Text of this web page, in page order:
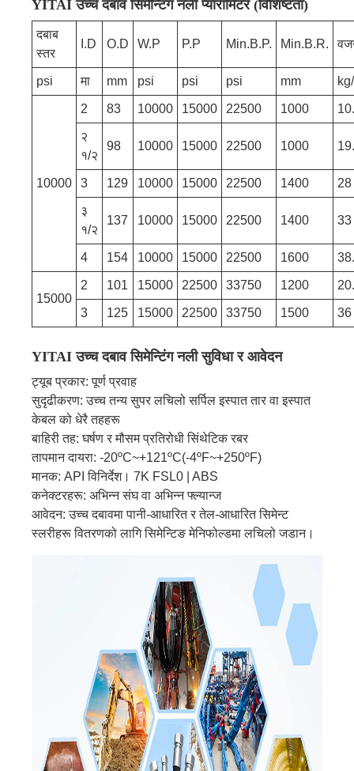
YITAI उच्च दबाव सिमेन्टिंग नली प्यारामिटर (विशिष्टता)
दबाब
स्तर
I.D O.D W.P P.P Min.B.P. Min.B.R.
psi मा mm psi psi psi mm
10000
2 83 10000 15000 22500 1000
२
१/२
98 10000 15000 22500 1000
3 129 10000 15000 22500 1400 28
३
१/२
137 10000 15000 22500 1400 33
4 154 10000 15000 22500 1600
15000
2 101 15000 22500 33750 1200
3 125 15000 22500 33750 1500 36
YITAI उच्च दबाव सिमेन्टिंग नली सुविधा र आवेदन
ट्यूब प्रकार: पूर्ण प्रवाह
सुदृढीकरण: उच्च तन्य सुपर लचिलो सर्पिल इस्पात तार वा इस्पात
केबल को धेरै तहहरू
बाहिरी तह: घर्षण र मौसम प्रतिरोधी सिंथेटिक रबर
तापमान दायरा: -20ºC~+121ºC(-4ºF~+250ºF)
मानक: API विनिर्देश। 7K FSL0 | ABS
कनेक्टरहरू: अभिन्न संघ वा अभिन्न फ्ल्यान्ज
आवेदन: उच्च दबावमा पानी-आधारित र तेल-आधारित सिमेन्ट
स्लरीहरू वितरणको लागि सिमेन्टिङ मेनिफोल्डमा लचिलो जडान।